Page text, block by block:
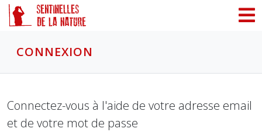
CONNEXION
Connectez-vous à l'aide de votre adresse email
et de votre mot de passe
Panneau de gestion des cookies